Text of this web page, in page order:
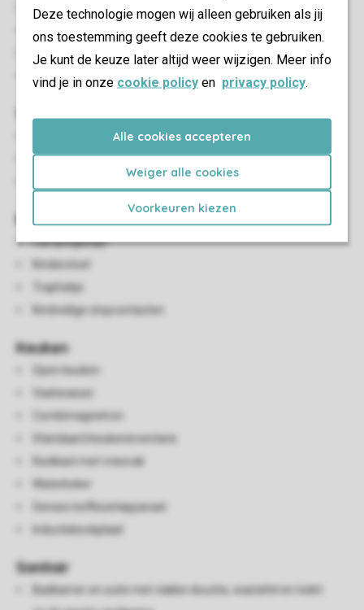
Deze technologie mogen wij alleen gebruiken als jij
ons toestemming geeft deze cookies te gebruiken.
Je kunt de keuze later altijd weer wijzigen. Meer info
vind je in onze cookie policy en privacy policy.
Alle cookies accepteren
Weiger alle cookies
Voorkeuren kiezen
Terras aan het water
Verstelbaar terrasmeubilair
Parasol
Maximaal één auto parkeren bij de accommodatie
Woon-/eetkamer
Eethoek
Kindervoorzieningen
Campingbedje
Kinderstoel
Traphekje
Kindveilige stopcontacten
Keuken
Open keuken
Vaatwasser
Combimagnetron
Standaard keukeninventaris
Koelkast met vriesvak
Waterkoker
Senseo koffiezetapparaat
Inductiekookplaat
Sanitair
Badkamer en suite met vlakke douche, wastafel en toilet